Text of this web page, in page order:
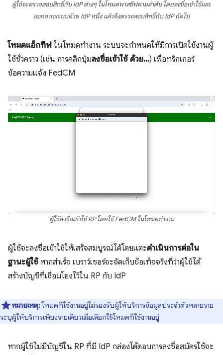
ผู้ใช้จะตรวจสอบสิทธิ์กับ IdP ต่างๆ ในโหมดพาสซีฟตามลำดับ โดยลงชื่อเข้าใช้และ
ออกจากระบบด้วย IdP หนึ่ง แล้วจึงตรวจสอบสิทธิ์กับ IdP ถัดไป
โหมดแอ็กทีฟ ในโหมดทำงาน ระบบจะกำหนดให้มีการเปิดใช้งานผู้
ใช้ชั่วคราว (เช่น การคลิกปุ่มลงชื่อเข้าใช้ ด้วย…) เพื่อทริกเกอร์
ข้อความแจ้ง FedCM
ผู้ใช้ลงชื่อเข้าใช้ RP โดยใช้ FedCM ในโหมดทำงาน
ผู้ใช้จะลงชื่อเข้าใช้ให้เสร็จสมบูรณ์ได้โดยแตะดำเนินการต่อใน
ฐานะผู้ใช้ หากสำเร็จ เบราว์เซอร์จะจัดเก็บข้อเท็จจริงที่ว่าผู้ใช้ได้
สร้างบัญชีที่เชื่อมโยงไว้ใน RP กับ IdP
หมายเหตุ:โหมดที่ใช้งานอยู่ไม่รองรับผู้ให้บริการข้อมูลประจำตัวหลายราย
ระบุผู้ให้บริการเพียงรายเดียวเมื่อเลือกใช้โหมดที่ใช้งานอยู่
หากผู้ใช้ไม่มีบัญชีใน RP ที่มี IdP กล่องโต้ตอบการลงชื่อสมัครใช้จะ